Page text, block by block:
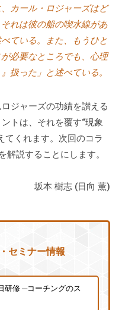
カール・ロジャーズはど
れは彼の船の喫水線があ
ている。また、もうひと
必要なところでも、心理
扱った」と述べている。
ジャーズの功績を讃える
トは、それを覆す“現象
てくれます。次回のコラ
解説することにします。
坂本 樹志 (日向 薫)
セミナー情報
研修 ─コーチングのス